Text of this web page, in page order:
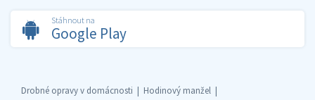
Stáhnout na
Google Play
Drobné opravy v domácnosti
Hodinový manžel